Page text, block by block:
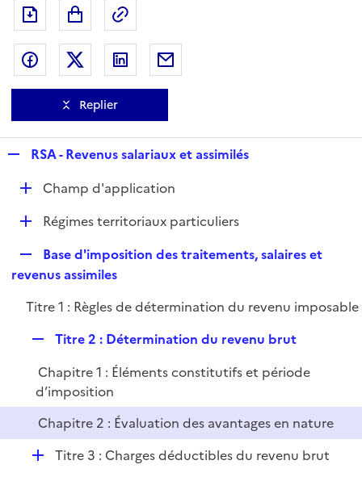
Exporter le document au format pdf
Partager sur Facebook
Partager sur Twitter
Partager sur LinkedIn
Replier
p
l
i
e
r
RSA - Revenus salariaux et assimilés
D
e
r
Champ d'application
D
l
i
e
r
Régimes territoriaux particuliers
e
l
r
Base d'imposition des traitements, salaires et
revenus assimiles
Titre 1 : Règles de détermination du revenu imposable
p
l
i
e
Titre 2 : Détermination du revenu brut
Chapitre 1 : Éléments constitutifs et période
d’imposition
Chapitre 2 : Évaluation des avantages en nature
DTitre 3 : Charges déductibles du revenu brut